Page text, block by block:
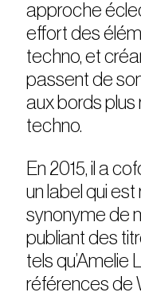
approche
effort des
techno, et
passent de
aux bords plus
techno.
En 2015, il a
un label qui
synonyme de
publiant des
tels qu’Amelie
références de